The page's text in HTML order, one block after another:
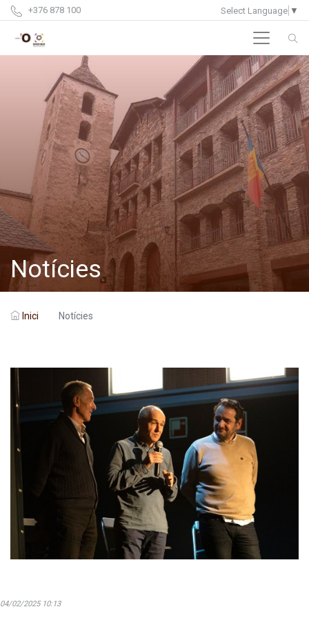
+376 878 100 Select Language ▼
Notícies
Inici Notícies
04/02/2025 10:13